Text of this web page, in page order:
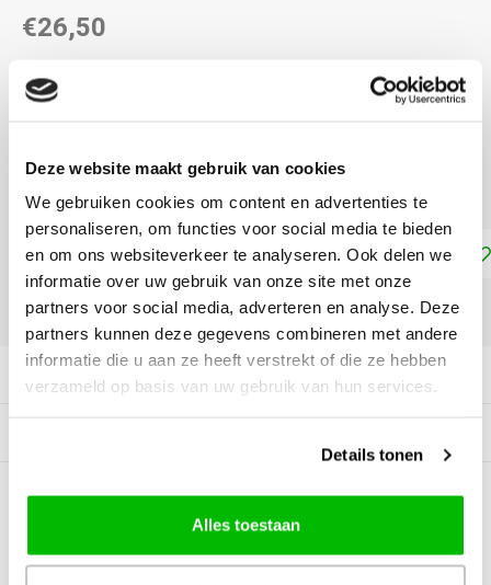
Deze website maakt gebruik van cookies
We gebruiken cookies om content en advertenties te
personaliseren, om functies voor social media te bieden
en om ons websiteverkeer te analyseren. Ook delen we
informatie over uw gebruik van onze site met onze
partners voor social media, adverteren en analyse. Deze
partners kunnen deze gegevens combineren met andere
informatie die u aan ze heeft verstrekt of die ze hebben
verzameld op basis van uw gebruik van hun services.
Details tonen
Alles toestaan
€26,50
LEVERTIJD: CA. 1-3 WEKEN
voorbedrukt canvas
kruissteek Lees meer
Toevoegen aan winkelwagen
DELEN:
BEOORDELINGEN
0Reviews